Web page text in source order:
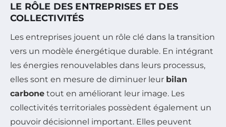
LE RÔLE DES ENTREPRISES ET DES
COLLECTIVITÉS
Les entreprises jouent un rôle clé dans la transition
vers un modèle énergétique durable. En intégrant
les énergies renouvelables dans leurs processus,
elles sont en mesure de diminuer leur bilan
carbone tout en améliorant leur image. Les
collectivités territoriales possèdent également un
pouvoir décisionnel important. Elles peuvent